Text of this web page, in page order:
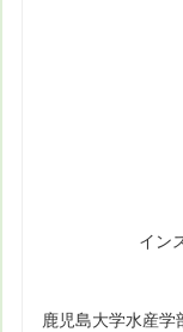
イン
鹿児島大学水産